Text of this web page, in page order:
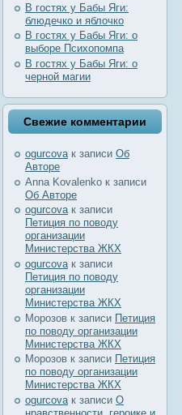
В гостях у Бабы Яги:
блюдечко и яблочко
В гостях у Бабы Яги: о
выборе Психопомпа
В гостях у Бабы Яги: о
черной магии
Свежие комментарии
ogurcovaк записи Об
Авторе
Anna Kovalenko к записи
Об Авторе
ogurcovaк записи
Петиция по поводу
организации
Министерства ЖКХ
ogurcova к записи
Петиция по поводу
организации
Министерства ЖКХ
Морозов к записи Петиция
по поводу организации
Министерства ЖКХ
Морозов к записи Петиция
по поводу организации
Министерства ЖКХ
ogurcova к записи О